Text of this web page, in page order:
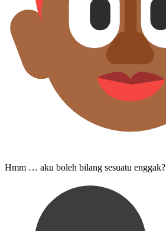
Hmm … aku boleh bilang sesuatu enggak?